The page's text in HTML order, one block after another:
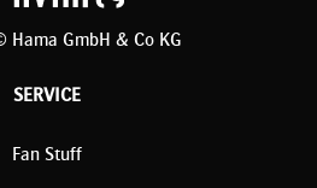
Hama GmbH & Co KG
SERVICE
Fan Stuff